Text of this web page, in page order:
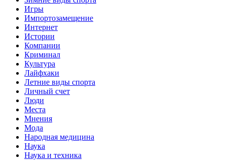
Игры
Импортозамещение
Интернет
Истории
Компании
Криминал
Культура
Лайфхаки
Летние виды спорта
Личный счет
Люди
Места
Мнения
Мода
Народная медицина
Наука
Наука и техника